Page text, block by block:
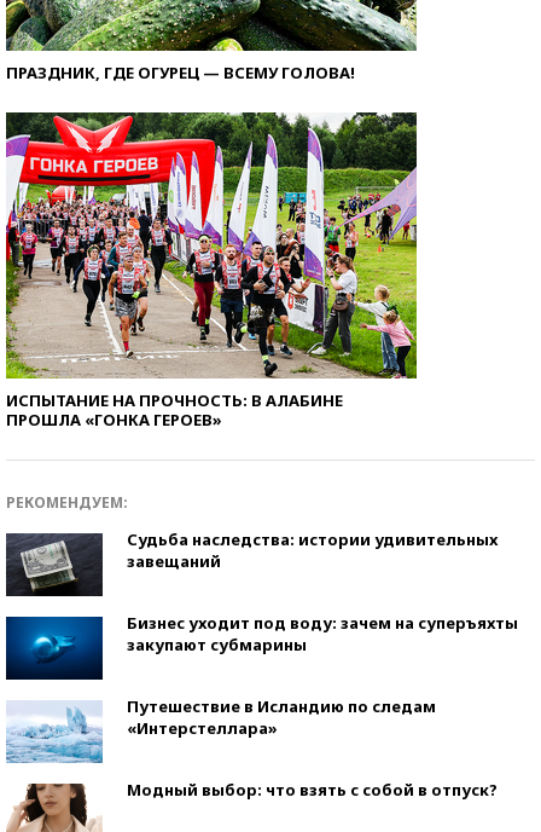
ПРАЗДНИК, ГДЕ ОГУРЕЦ — ВСЕМУ ГОЛОВА!
ИСПЫТАНИЕ НА ПРОЧНОСТЬ: В АЛАБИНЕ
ПРОШЛА «ГОНКА ГЕРОЕВ»
РЕКОМЕНДУЕМ:
Судьба наследства: истории удивительных
завещаний
Бизнес уходит под воду: зачем на суперъяхты
закупают субмарины
Путешествие в Исландию по следам
«Интерстеллара»
Модный выбор: что взять с собой в отпуск?